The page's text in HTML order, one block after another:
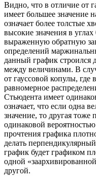
Видно, что в отличие от
имеет большее значение
означает более толстые
высокие значения в
выраженную обратную
определений
данный график строился
между величинами. В
от гауссовой копулы,
равномерное
Стьюдента имеет
означает, что если одна
значение, то другая тоже
одинаковой
прочтения графика
делать
график будет графиком
одной
другой.